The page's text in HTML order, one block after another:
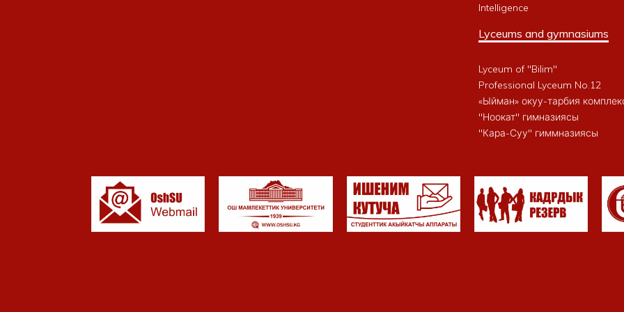
Intelligence
Lyceums and gymnasiums
Lyceum of "Bilim"
Professional Lyceum No.12
«Ыйман» окуу-тарбия
"Ноокат" гимназиясы
"Кара-Суу" гиммназиясы